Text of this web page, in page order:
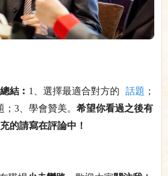
結︰ 1、選擇最適合對方的 話題 ；
3、學會贊美。 希望你看過之後有
的請寫在評論中！